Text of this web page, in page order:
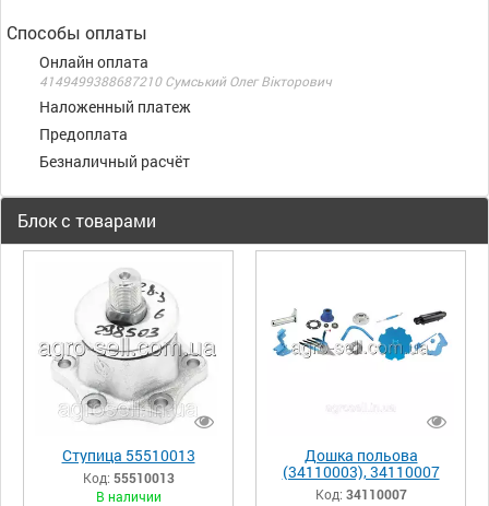
Способы оплаты
Онлайн оплата
4149499388687210 Сумський Олег Вікторович
Наложенный платеж
Предоплата
Безналичный расчёт
Блок с товарами
Ступица 55510013
Код: 55510013
В наличии
Дошка польова
(34110003), 34110007
Код: 34110007